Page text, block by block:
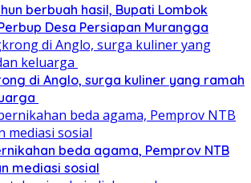
berbuah hasil, Bupati Lombok
Desa Persiapan Murangga
di Anglo, surga kuliner yang ramah
beda agama, Pemprov NTB
mediasi sosial